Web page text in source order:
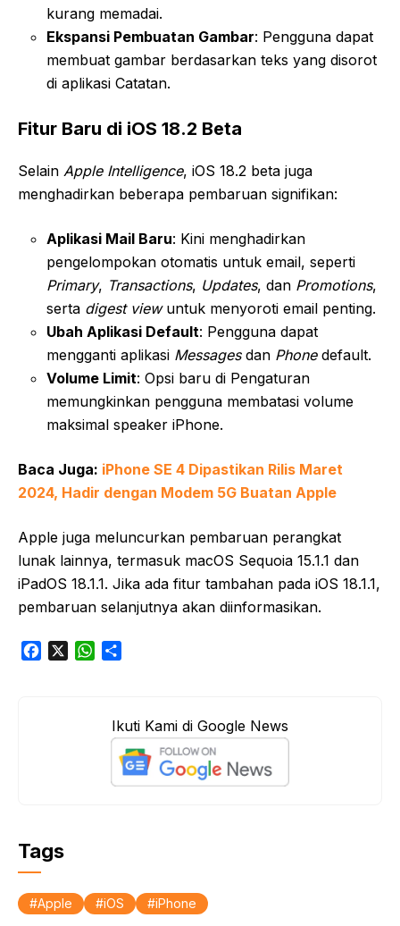
kurang memadai.
Ekspansi Pembuatan Gambar: Pengguna dapat
membuat gambar berdasarkan teks yang disorot
di aplikasi Catatan.
Fitur Baru di iOS 18.2 Beta
Selain Apple Intelligence, iOS 18.2 beta juga
menghadirkan beberapa pembaruan signifikan:
Aplikasi Mail Baru: Kini menghadirkan
pengelompokan otomatis untuk email, seperti
Primary, Transactions, Updates, dan Promotions,
serta digest viewuntuk menyoroti email penting.
Ubah Aplikasi Default: Pengguna dapat
mengganti aplikasi Messagesdan Phonedefault.
Volume Limit: Opsi baru di Pengaturan
memungkinkan pengguna membatasi volume
maksimal speaker iPhone.
Baca Juga: iPhone SE 4 Dipastikan Rilis Maret
2024, Hadir dengan Modem 5G Buatan Apple
Apple juga meluncurkan pembaruan perangkat
lunak lainnya, termasuk macOS Sequoia 15.1.1 dan
iPadOS 18.1.1. Jika ada fitur tambahan pada iOS 18.1.1,
pembaruan selanjutnya akan diinformasikan.
W
e
Ikuti Kami di Google News
Tags
Apple iOS iPhone